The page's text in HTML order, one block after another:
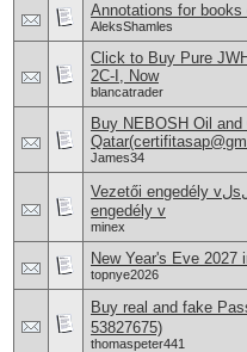
Annotations for books
AleksShamles
Click to Buy Pure
2C-I, Now
blancatrader
Buy NEBOSH Oil
James34
Vezetői engedély vلsلrlلsa Vezetői engedély online beszerzése Hajَvezetői
engedély v
minex
New Year's Eve 2027
topnye2026
Buy real and fake
53827675)
thomaspeter441